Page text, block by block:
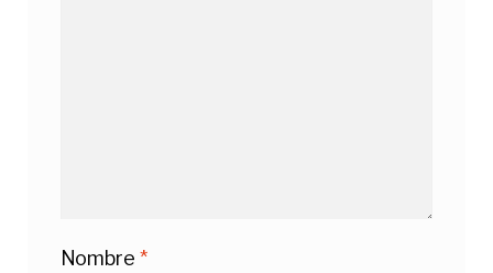
Nombre *